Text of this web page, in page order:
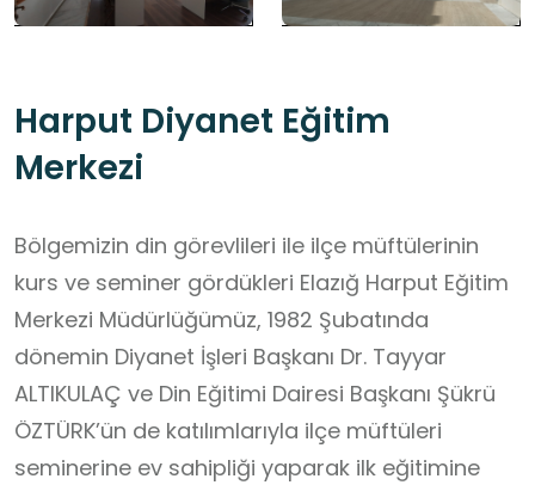
Harput Diyanet Eğitim
Merkezi
Bölgemizin din görevlileri ile ilçe müftülerinin
kurs ve seminer gördükleri Elazığ Harput Eğitim
Merkezi Müdürlüğümüz, 1982 Şubatında
dönemin Diyanet İşleri Başkanı Dr. Tayyar
ALTIKULAÇ ve Din Eğitimi Dairesi Başkanı Şükrü
ÖZTÜRK’ün de katılımlarıyla ilçe müftüleri
seminerine ev sahipliği yaparak ilk eğitimine